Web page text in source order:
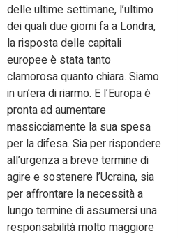
delle ultime settimane, l’ultimo
dei quali due giorni fa a Londra,
la risposta delle capitali
europee è stata tanto
clamorosa quanto chiara. Siamo
in un’era di riarmo. E l’Europa è
pronta ad aumentare
massicciamente la sua spesa
per la difesa. Sia per rispondere
all’urgenza a breve termine di
agire e sostenere l’Ucraina, sia
per affrontare la necessità a
lungo termine di assumersi una
responsabilità molto maggiore